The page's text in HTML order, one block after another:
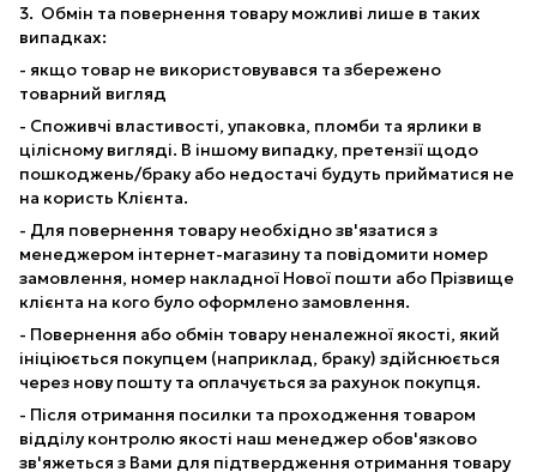
3. Обмін та повернення товару можливі лише в таких
випадках:
- якщо товар не використовувався та збережено
товарний вигляд
- Споживчі властивості, упаковка, пломби та ярлики в
цілісному вигляді. В іншому випадку, претензії щодо
пошкоджень/браку або недостачі будуть прийматися не
на користь Клієнта.
- Для повернення товару необхідно зв'язатися з
менеджером інтернет-магазину та повідомити номер
замовлення, номер накладної Нової пошти або Прізвище
клієнта на кого було оформлено замовлення.
- Повернення або обмін товару неналежної якості, який
ініціюється покупцем (наприклад, браку) здійснюється
через нову пошту та оплачується за рахунок покупця.
- Після отримання посилки та проходження товаром
відділу контролю якості наш менеджер обов'язково
зв'яжеться з Вами для підтвердження отримання товару